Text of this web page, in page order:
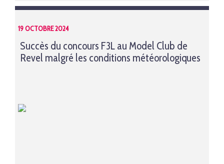
19 OCTOBRE 2024
Succès du concours F3L au Model Club de
Revel malgré les conditions météorologiques